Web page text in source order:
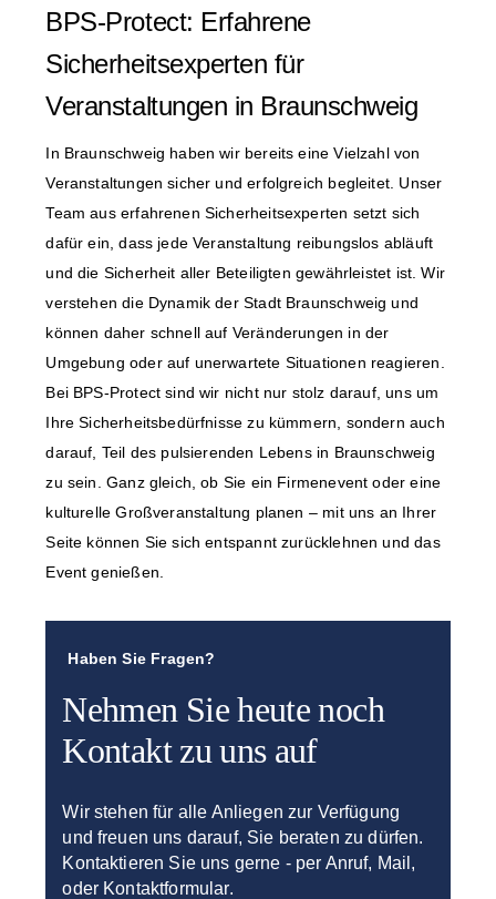
BPS-Protect: Erfahrene
Sicherheitsexperten für
Veranstaltungen in Braunschweig
In Braunschweig haben wir bereits eine Vielzahl von
Veranstaltungen sicher und erfolgreich begleitet. Unser
Team aus erfahrenen Sicherheitsexperten setzt sich
dafür ein, dass jede Veranstaltung reibungslos abläuft
und die Sicherheit aller Beteiligten gewährleistet ist. Wir
verstehen die Dynamik der Stadt Braunschweig und
können daher schnell auf Veränderungen in der
Umgebung oder auf unerwartete Situationen reagieren.
Bei BPS-Protect sind wir nicht nur stolz darauf, uns um
Ihre Sicherheitsbedürfnisse zu kümmern, sondern auch
darauf, Teil des pulsierenden Lebens in Braunschweig
zu sein. Ganz gleich, ob Sie ein Firmenevent oder eine
kulturelle Großveranstaltung planen – mit uns an Ihrer
Seite können Sie sich entspannt zurücklehnen und das
Event genießen.
Haben Sie Fragen?
Nehmen Sie heute noch
Kontakt zu uns auf
Wir stehen für alle Anliegen zur Verfügung
und freuen uns darauf, Sie beraten zu dürfen.
Kontaktieren Sie uns gerne - per Anruf, Mail,
oder Kontaktformular.